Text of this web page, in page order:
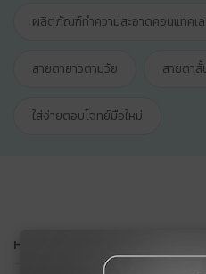
ผลิตภัณฑ์ทำความสะอาดคอนแทคเ
สายตายาวตามวัย สายตาสั้
ใส่ง่ายตอบโจทย์มือใหม่
หน้าแรก